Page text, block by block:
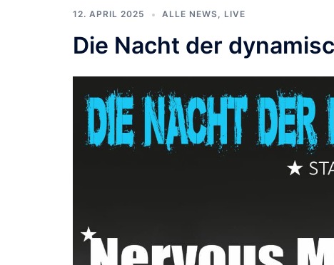
12. APRIL 2025 ALLE NEWS, LIVE
Die Nacht der